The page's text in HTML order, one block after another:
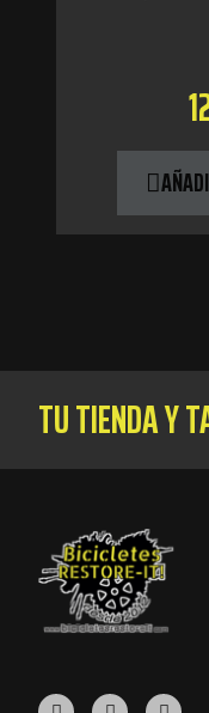
TU TIENDA Y